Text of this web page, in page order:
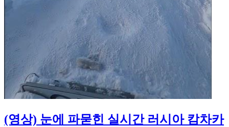
(영상) 눈에 파묻힌 실시간 러시아 캄차카